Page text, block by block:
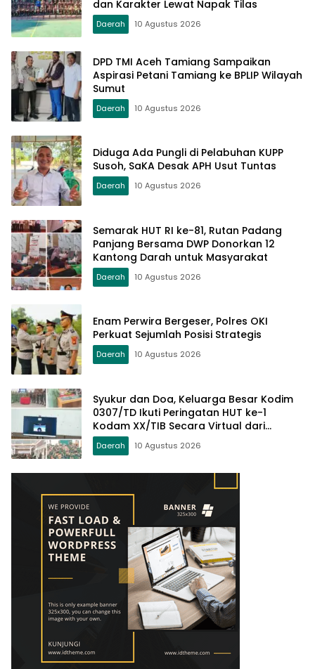
dan Karakter Lewat Napak Tilas
Daerah 10 Agustus 2026
DPD TMI Aceh Tamiang Sampaikan
Aspirasi Petani Tamiang ke BPLIP Wilayah
Sumut
Daerah 10 Agustus 2026
Diduga Ada Pungli di Pelabuhan KUPP
Susoh, SaKA Desak APH Usut Tuntas
Daerah 10 Agustus 2026
Semarak HUT RI ke-81, Rutan Padang
Panjang Bersama DWP Donorkan 12
Kantong Darah untuk Masyarakat
Daerah 10 Agustus 2026
Enam Perwira Bergeser, Polres OKI
Perkuat Sejumlah Posisi Strategis
Daerah 10 Agustus 2026
Syukur dan Doa, Keluarga Besar Kodim
0307/TD Ikuti Peringatan HUT ke-1
Kodam XX/TIB Secara Virtual dari
Padang
Daerah 10 Agustus 2026